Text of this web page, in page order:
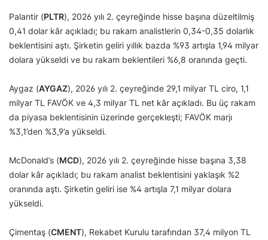
Palantir (PLTR), 2026 yılı 2. çeyreğinde hisse başına düzeltilmiş
0,41 dolar kâr açıkladı; bu rakam analistlerin 0,34-0,35 dolarlık
beklentisini aştı. Şirketin geliri yıllık bazda %93 artışla 1,94 milyar
dolara yükseldi ve bu rakam beklentileri %6,8 oranında geçti.
Aygaz (AYGAZ), 2026 yılı 2. çeyreğinde 29,1 milyar TL ciro, 1,1
milyar TL FAVÖK ve 4,3 milyar TL net kâr açıkladı. Bu üç rakam
da piyasa beklentisinin üzerinde gerçekleşti; FAVÖK marjı
%3,1’den %3,9’a yükseldi.
McDonald’s (MCD), 2026 yılı 2. çeyreğinde hisse başına 3,38
dolar kâr açıkladı; bu rakam analist beklentisini yaklaşık %2
oranında aştı. Şirketin geliri ise %4 artışla 7,1 milyar dolara
yükseldi.
Çimentaş (CMENT), Rekabet Kurulu tarafından 37,4 milyon TL